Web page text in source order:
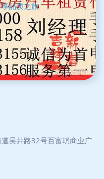
品质之旅
吴井路32号百富琪商业广